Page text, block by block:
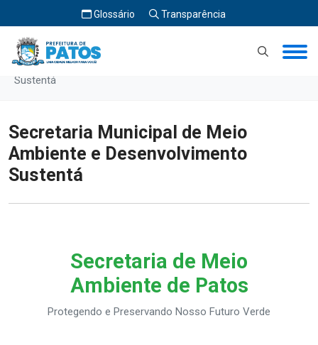
Glossário Transparência
Início
Secretaria Municipal de Meio Ambiente e Desenvolvimento
Sustentá
Secretaria Municipal de Meio
Ambiente e Desenvolvimento
Sustentá
Secretaria de Meio
Ambiente de Patos
Protegendo e Preservando Nosso Futuro Verde